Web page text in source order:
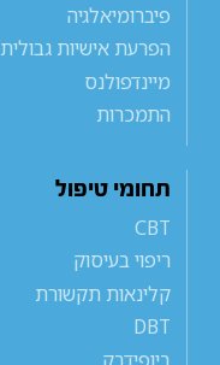
פיברומיאלגיה
הפרעת אישיות גבולית
מיינדפולנס
התמכרות
תחומי טיפול
CBT
ריפוי בעיסוק
קלינאות תקשורת
DBT